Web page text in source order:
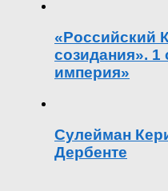
«Российский
созидания». 1
империя»
Сулейман
Дербенте